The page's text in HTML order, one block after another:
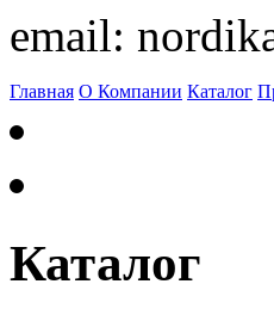
email:
Главная О Компании Каталог
Каталог